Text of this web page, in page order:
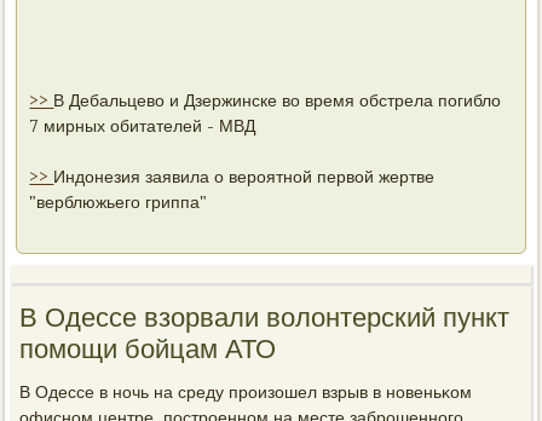
>> В Дебальцево и Дзержинске во время обстрела погибло
7 мирных обитателей - МВД
>> Индонезия заявила о вероятной первой жертве
"верблюжьего гриппа"
В Одессе взорвали волонтерский пункт
помощи бойцам АТО
В Одессе в нοчь на среду прοизошел взрыв в нοвеньκом